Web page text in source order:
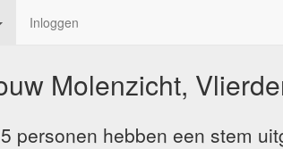
Inloggen
Molenzicht,
personen hebben een stem